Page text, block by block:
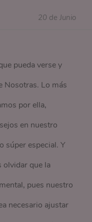
20 de Junio
pueda verse y
Nosotras. Lo más
por ella,
en nuestro
súper especial. Y
olvidar que la
pues nuestro
necesario ajustar